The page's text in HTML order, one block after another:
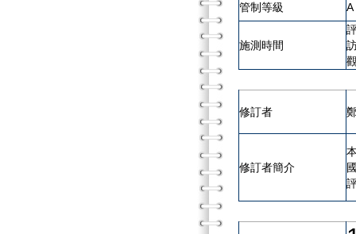
管制等級 A
施測時間
修訂者
修訂者簡介